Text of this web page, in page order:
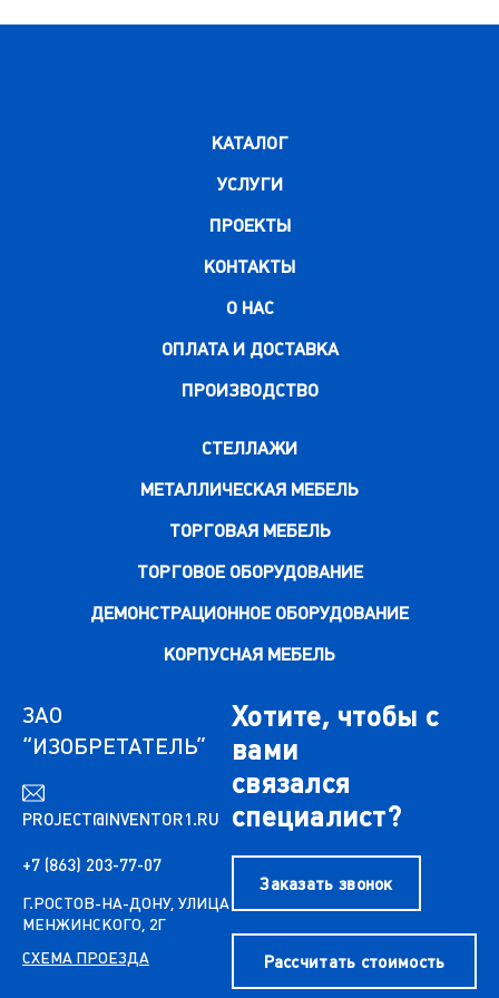
КАТАЛОГ
УСЛУГИ
ПРОЕКТЫ
КОНТАКТЫ
О НАС
ОПЛАТА И ДОСТАВКА
ПРОИЗВОДСТВО
СТЕЛЛАЖИ
МЕТАЛЛИЧЕСКАЯ МЕБЕЛЬ
ТОРГОВАЯ МЕБЕЛЬ
ТОРГОВОЕ ОБОРУДОВАНИЕ
ДЕМОНСТРАЦИОННОЕ ОБОРУДОВАНИЕ
КОРПУСНАЯ МЕБЕЛЬ
ЗАО
“ИЗОБРЕТАТЕЛЬ”
PROJECT@INVENTOR1.RU
+7 (863) 203-77-07
Г.РОСТОВ-НА-ДОНУ, УЛИЦА
МЕНЖИНСКОГО, 2Г
СХЕМА ПРОЕЗДА
Хотите, чтобы с
вами
связался
специалист?
Заказать звонок
Рассчитать стоимость